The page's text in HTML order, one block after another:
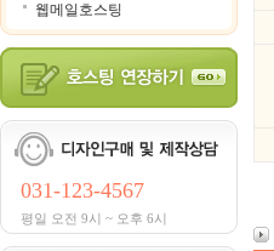
웹메일호스팅
031-123-4567
평일 오전 9시 ~ 오후 6시